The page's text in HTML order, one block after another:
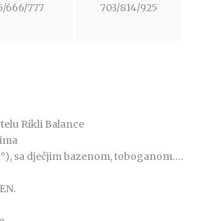
666/777 703/814/925
Rikli Balance
sa dječjim bazenom, toboganom….